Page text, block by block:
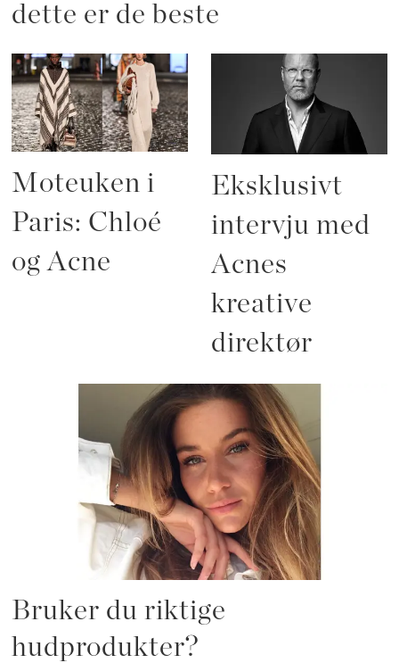
dette er de beste
Moteuken i
Paris: Chloé
og Acne
Eksklusivt
intervju med
Acnes
kreative
direktør
Bruker du riktige
hudprodukter?